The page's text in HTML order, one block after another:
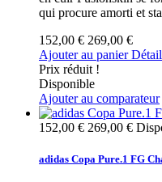
qui procure amorti et
152,00 € 269,00 €
Ajouter au panier
Prix réduit !
Disponible
Ajouter au comparateur
152,00 € 269,00 €
adidas Copa Pure.1 FG